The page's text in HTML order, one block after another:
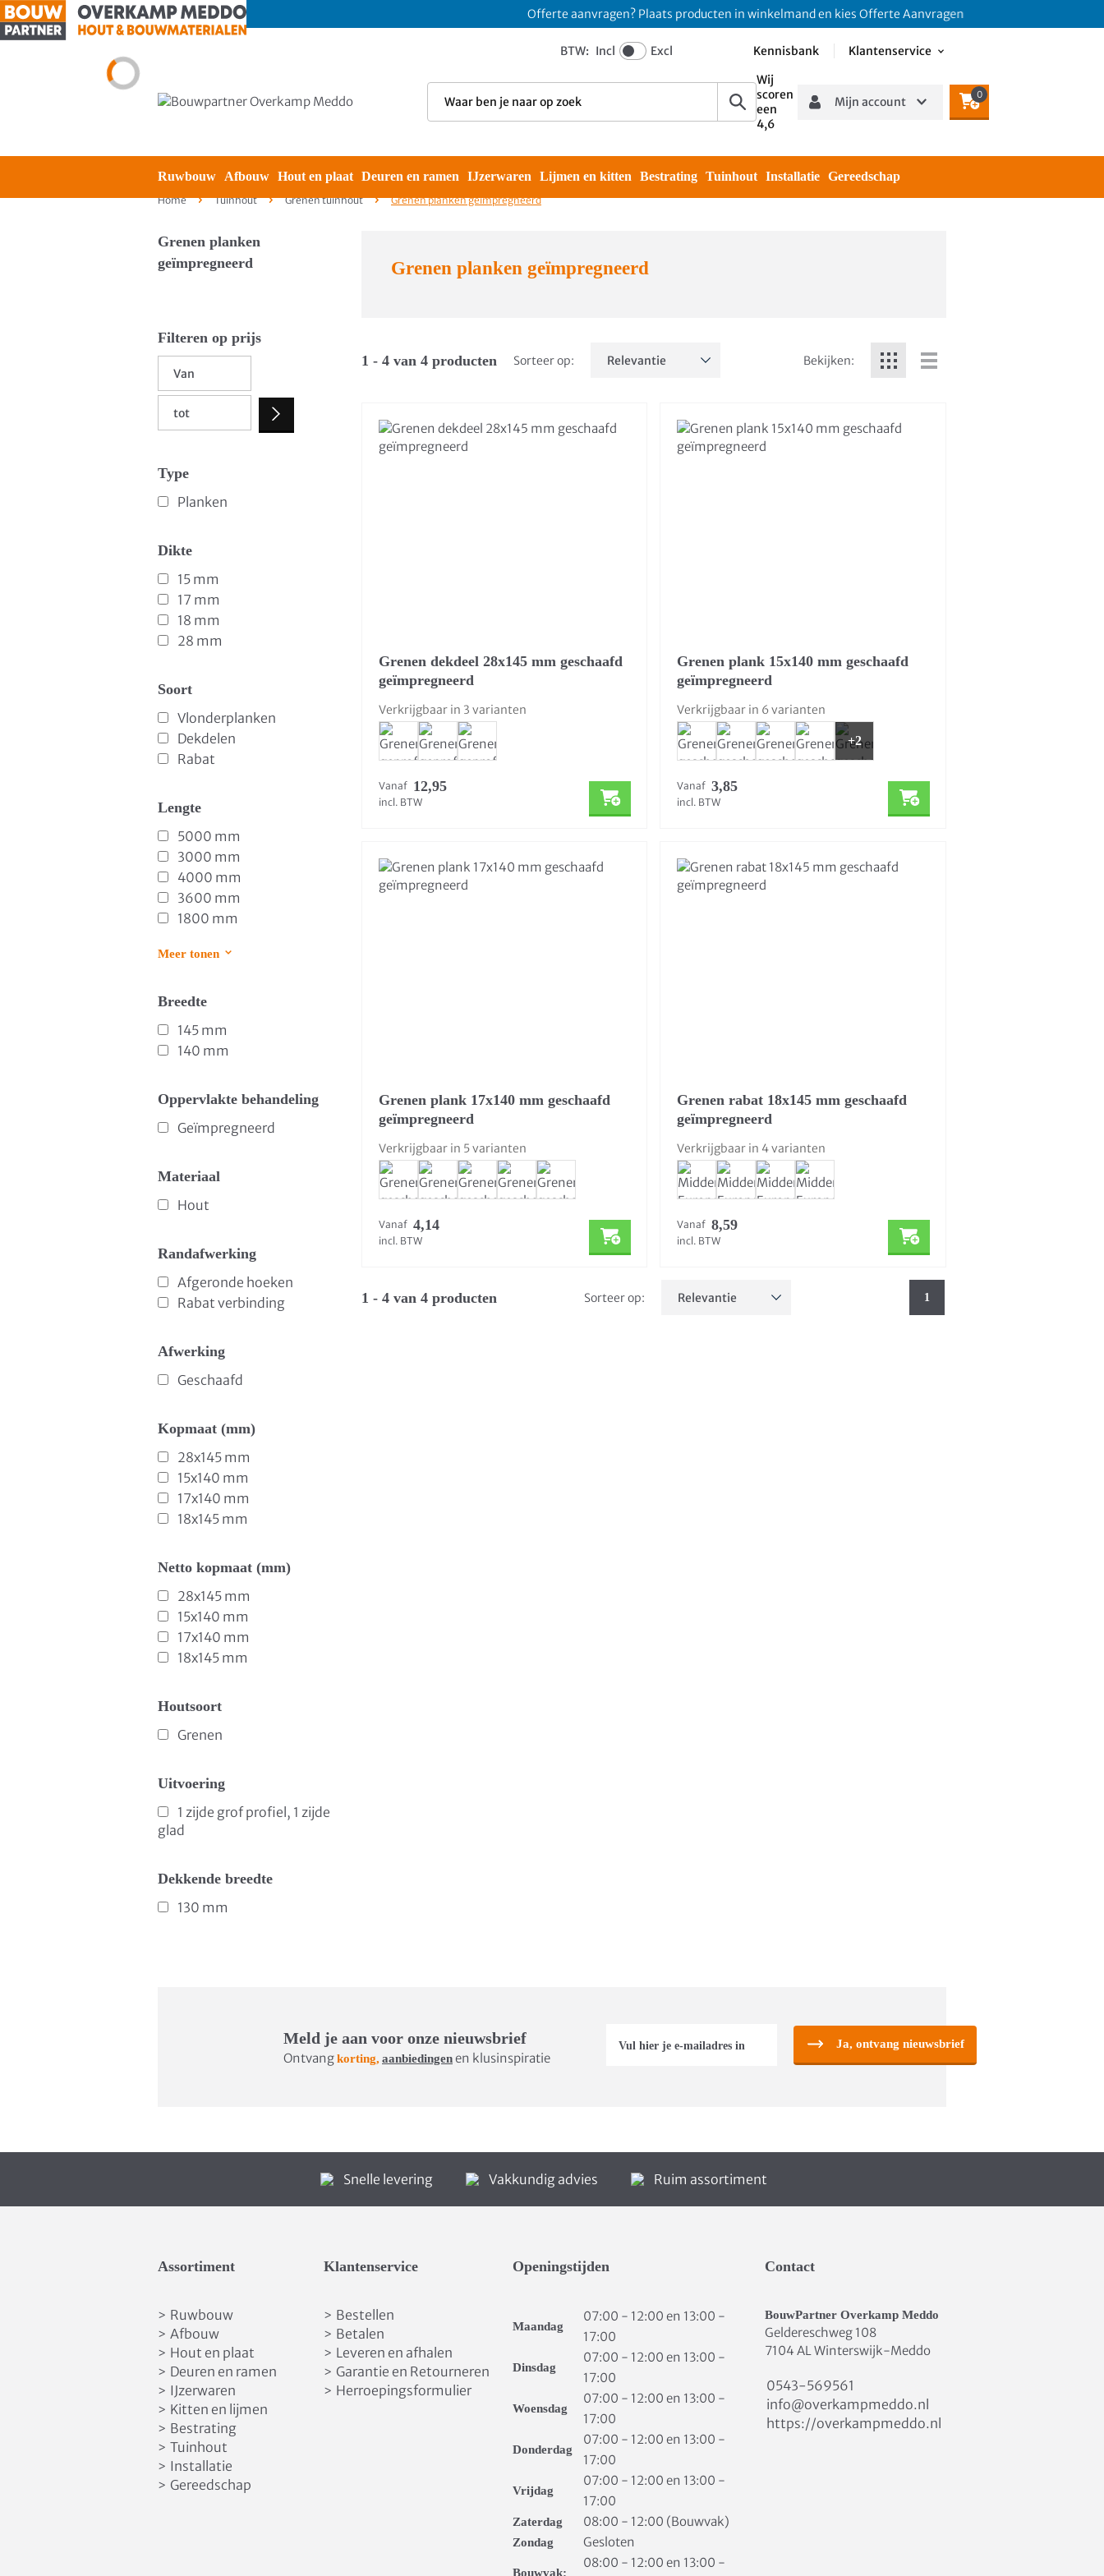
Offerte aanvragen? Plaats producten in winkelmand en kies Offerte Aanvragen
BTW: Incl Excl Kennisbank
Klantenservice
Wij
scoren
een
4,6
Mijn account
0
Ruwbouw Afbouw Hout en plaat Deuren en ramen IJzerwaren Lijmen en kitten Bestrating Tuinhout Installatie Gereedschap
Home Tuinhout Grenen tuinhout Grenen planken geïmpregneerd
Grenen planken
geïmpregneerd
Filteren op prijs
Type
Planken
Dikte
15 mm
17 mm
18 mm
28 mm
Soort
Vlonderplanken
Dekdelen
Rabat
Lengte
5000 mm
3000 mm
4000 mm
3600 mm
1800 mm
Meer tonen
Breedte
145 mm
140 mm
Oppervlakte behandeling
Geïmpregneerd
Materiaal
Hout
Randafwerking
Afgeronde hoeken
Rabat verbinding
Afwerking
Geschaafd
Kopmaat (mm)
28x145 mm
15x140 mm
17x140 mm
18x145 mm
Netto kopmaat (mm)
28x145 mm
15x140 mm
17x140 mm
18x145 mm
Houtsoort
Grenen
Uitvoering
1 zijde grof profiel, 1 zijde
glad
Dekkende breedte
130 mm
Grenen planken geïmpregneerd
1 - 4 van 4 producten Sorteer op: Bekijken:
Grenen dekdeel 28x145 mm geschaafd
geïmpregneerd
Verkrijgbaar in 3 varianten
Vanaf 12,95
incl. BTW
Grenen plank 15x140 mm geschaafd
geïmpregneerd
Verkrijgbaar in 6 varianten
+2
Vanaf 3,85
incl. BTW
Grenen plank 17x140 mm geschaafd
geïmpregneerd
Verkrijgbaar in 5 varianten
Vanaf 4,14
incl. BTW
Grenen rabat 18x145 mm geschaafd
geïmpregneerd
Verkrijgbaar in 4 varianten
Vanaf 8,59
incl. BTW
1 - 4 van 4 producten Sorteer op: 1
Meld je aan voor onze nieuwsbrief
Ontvangkorting, aanbiedingenen klusinspiratie
Ja, ontvang nieuwsbrief
Snelle levering Vakkundig advies Ruim assortiment
Assortiment
> Ruwbouw
> Afbouw
> Hout en plaat
> Deuren en ramen
> IJzerwaren
> Kitten en lijmen
> Bestrating
> Tuinhout
> Installatie
> Gereedschap
Klantenservice
> Bestellen
> Betalen
> Leveren en afhalen
> Garantie en Retourneren
> Herroepingsformulier
Openingstijden
Maandag
07:00 - 12:00 en 13:00 -
17:00
Dinsdag
07:00 - 12:00 en 13:00 -
17:00
Woensdag
07:00 - 12:00 en 13:00 -
17:00
Donderdag
07:00 - 12:00 en 13:00 -
17:00
Vrijdag
07:00 - 12:00 en 13:00 -
17:00
Zaterdag 08:00 - 12:00 (Bouwvak)
Zondag Gesloten
Bouwvak:
08:00 - 12:00 en 13:00 -
Contact
BouwPartner Overkamp Meddo
Geldereschweg 108
7104 AL Winterswijk-Meddo
0543-569561
info@overkampmeddo.nl
https://overkampmeddo.nl